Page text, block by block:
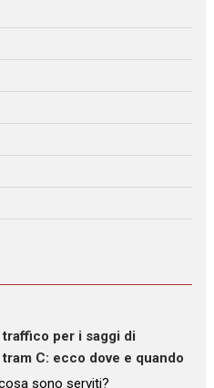
per i saggi di
C: ecco dove e quando
sono serviti?